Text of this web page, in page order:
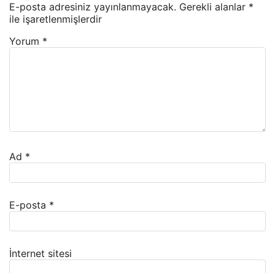
E-posta adresiniz yayınlanmayacak. Gerekli alanlar *
ile işaretlenmişlerdir
Yorum *
Ad *
E-posta *
İnternet sitesi